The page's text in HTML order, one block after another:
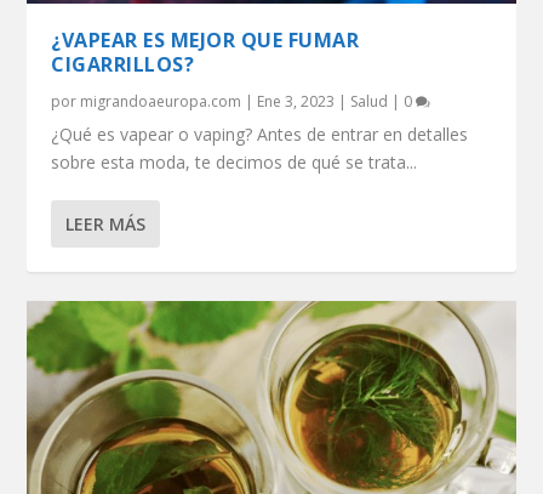
¿VAPEAR ES MEJOR QUE FUMAR
CIGARRILLOS?
por migrandoaeuropa.com | Ene 3, 2023 | Salud | 0
¿Qué es vapear o vaping? Antes de entrar en detalles
sobre esta moda, te decimos de qué se trata...
LEER MÁS